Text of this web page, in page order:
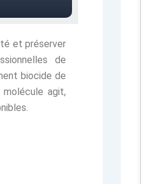
et préserver
de
biocide de
agit,